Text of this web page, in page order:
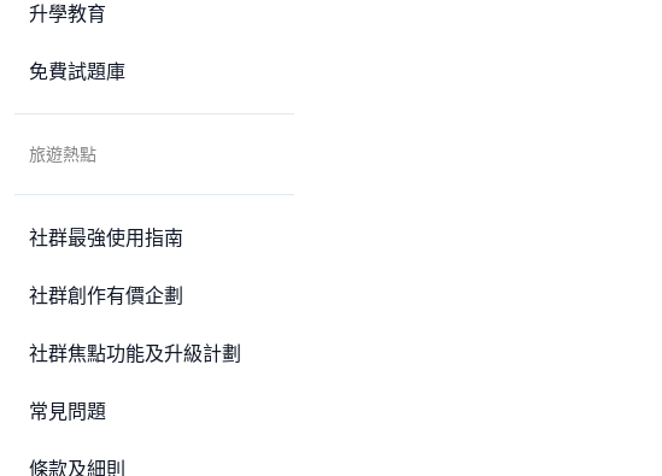
升學教育
免費試題庫
旅遊熱點
社群最強使用指南
社群創作有價企劃
社群焦點功能及升級計劃
常見問題
條款及細則